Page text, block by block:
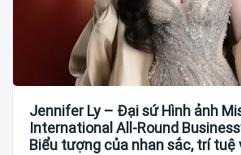
Jennifer Ly – Đại sứ Hình ảnh
International All-Round
Biểu tượng của nhan sắc, trí tuệ